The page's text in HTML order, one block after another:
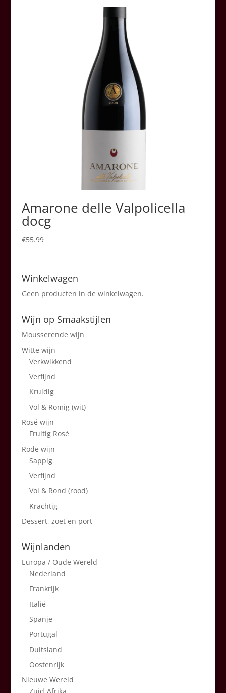
Amarone delle Valpolicella
docg
€55.99
Winkelwagen
Geen producten in de winkelwagen.
Wijn op Smaakstijlen
Mousserende wijn
Witte wijn
Verkwikkend
Verfijnd
Kruidig
Vol & Romig (wit)
Rosé wijn
Fruitig Rosé
Rode wijn
Sappig
Verfijnd
Vol & Rond (rood)
Krachtig
Dessert, zoet en port
Wijnlanden
Europa / Oude Wereld
Nederland
Frankrijk
Italië
Spanje
Portugal
Duitsland
Oostenrijk
Nieuwe Wereld
Zuid-Afrika